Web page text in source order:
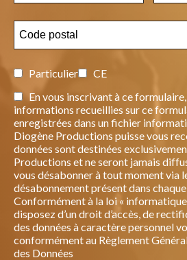
Particulier
CE
En vous inscrivant à ce
informations recueillies sur ce
enregistrées dans un fichier
Diogène Productions puisse vous
données sont destinées
Productions et ne seront jamais
vous désabonner à tout moment via
désabonnement présent dans
Conformément à la loi «
disposez d’un droit d’accès, de
des données à caractère personnel
conformément au Règlement
des Données